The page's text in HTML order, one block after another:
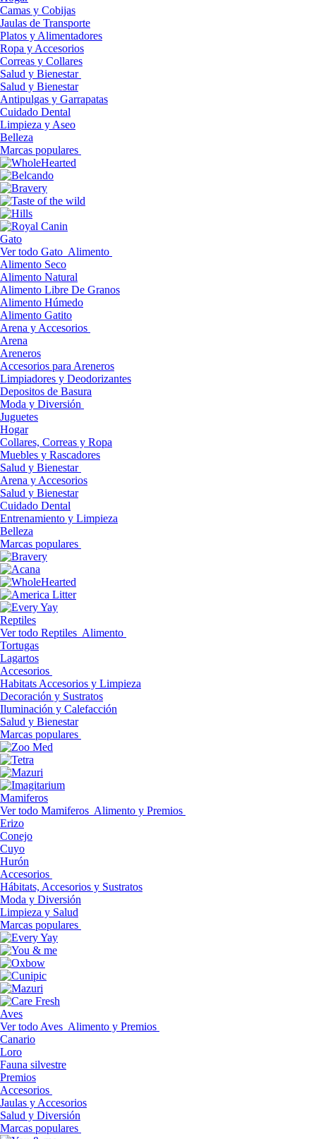
Camas y Cobijas
Jaulas de Transporte
Platos y Alimentadores
Ropa y Accesorios
Correas y Collares
Salud y Bienestar
Salud y Bienestar
Antipulgas y Garrapatas
Cuidado Dental
Limpieza y Aseo
Belleza
Marcas populares
Gato
Ver todo Gato Alimento
Alimento Seco
Alimento Natural
Alimento Libre De Granos
Alimento Húmedo
Alimento Gatito
Arena y Accesorios
Arena
Areneros
Accesorios para Areneros
Limpiadores y Deodorizantes
Depositos de Basura
Moda y Diversión
Juguetes
Hogar
Collares, Correas y Ropa
Muebles y Rascadores
Salud y Bienestar
Arena y Accesorios
Salud y Bienestar
Cuidado Dental
Entrenamiento y Limpieza
Belleza
Marcas populares
Reptiles
Ver todo Reptiles Alimento
Tortugas
Lagartos
Accesorios
Habitats Accesorios y Limpieza
Decoración y Sustratos
Iluminación y Calefacción
Salud y Bienestar
Marcas populares
Mamiferos
Ver todo Mamiferos Alimento y Premios
Erizo
Conejo
Cuyo
Hurón
Accesorios
Hábitats, Accesorios y Sustratos
Moda y Diversión
Limpieza y Salud
Marcas populares
Aves
Ver todo Aves Alimento y Premios
Canario
Loro
Fauna silvestre
Premios
Accesorios
Jaulas y Accesorios
Salud y Diversión
Marcas populares